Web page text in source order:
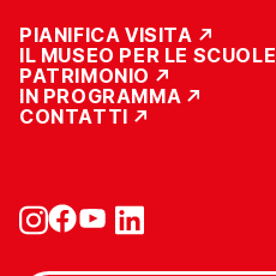
PIANIFICA VISITA
IL MUSEO PER LE SCUOLE
PATRIMONIO
IN PROGRAMMA
CONTATTI